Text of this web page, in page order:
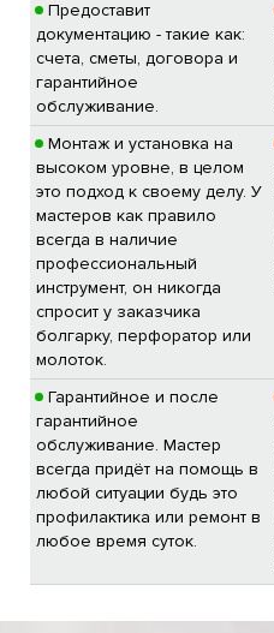
Предоставит
документацию - такие как:
счета, сметы, договора и
гарантийное
обслуживание.
Монтаж и установка на
высоком уровне, в целом
это подход к своему делу. У
мастеров как правило
всегда в наличие
профессиональный
инструмент, он никогда
спросит у заказчика
болгарку, перфоратор или
молоток.
Гарантийное и после
гарантийное
обслуживание. Мастер
всегда придёт на помощь в
любой ситуации будь это
профилактика или ремонт в
любое время суток.